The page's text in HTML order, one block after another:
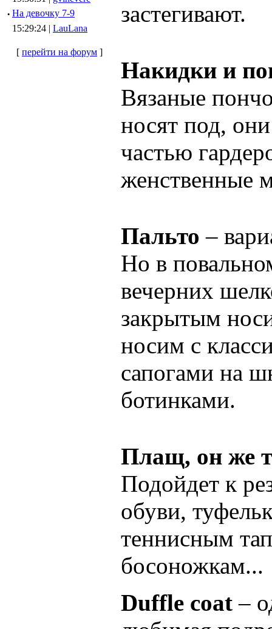
· Hа девочку 7-9
15:29:24 | LauLana
[ перейти на форум ]
застегивают.
Накидки и
Вязаные
носят под,
частью
женственные
Пальто –
Но в
вечерних
закрытым
носим с
сапогами на
ботинками.
Плащ, он же
Подойдет к
обуви,
теннисным
босоножкам...
Duffle coat –